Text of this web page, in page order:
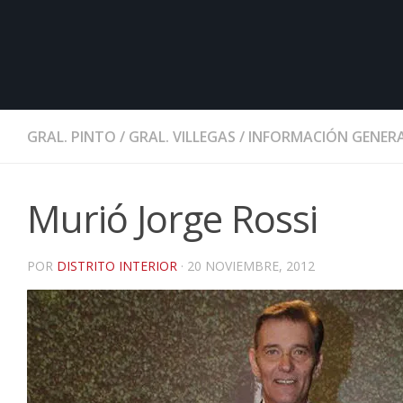
GRAL. PINTO / GRAL. VILLEGAS / INFORMACIÓN
Murió Jorge Rossi
POR DISTRITO INTERIOR · 20 NOVIEMBRE, 2012